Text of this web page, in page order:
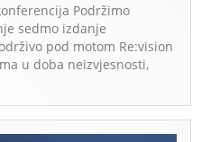
Podržimo
sedmo izdanje
pod motom Re:vision
u doba neizvjesnosti,